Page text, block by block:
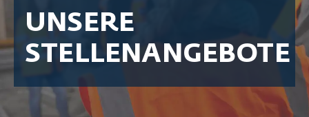
UNSERE
STELLENANGEBOTE